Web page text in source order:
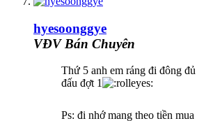
hyesoonggye
VĐV Bán Chuyên
Thứ 5 anh em ráng đi đông
đấu đợt 1
Ps: đi nhớ mang theo tiền mua